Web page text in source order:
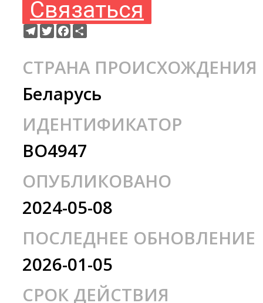
Связаться
Telegram
TwitterFacebook
СТРАНА ПРОИСХОЖДЕНИЯ
Беларусь
ИДЕНТИФИКАТОР
BO4947
ОПУБЛИКОВАНО
2024-05-08
ПОСЛЕДНЕЕ ОБНОВЛЕНИЕ
2026-01-05
СРОК ДЕЙСТВИЯ